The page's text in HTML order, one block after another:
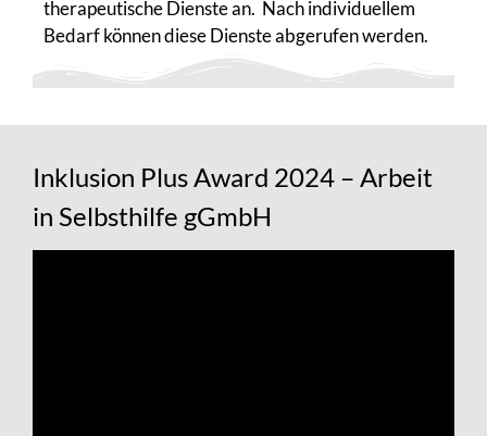
therapeutische Dienste an. Nach individuellem
Bedarf können diese Dienste abgerufen werden.
Inklusion Plus Award 2024 – Arbeit
in Selbsthilfe gGmbH